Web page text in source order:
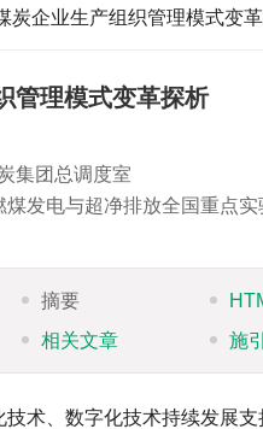
炭企业生产组织管理模式变
管理模式变革探析
集团总调度室
煤发电与超净排放全国重点
摘要
相关文章
施
技术、数字化技术持续发展